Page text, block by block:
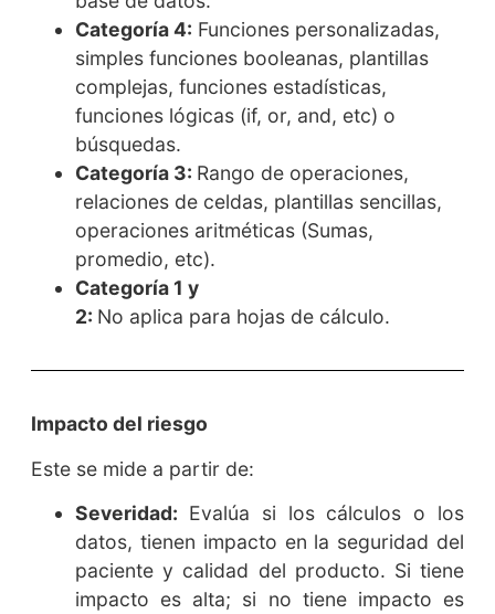
Categoría 4: Funciones personalizadas,
simples funciones booleanas, plantillas
complejas, funciones estadísticas,
funciones lógicas (if, or, and, etc) o
búsquedas.
Categoría 3: Rango de operaciones,
relaciones de celdas, plantillas sencillas,
operaciones aritméticas (Sumas,
promedio, etc).
Categoría 1 y
2: No aplica para hojas de cálculo.
Impacto del riesgo
Este se mide a partir de:
Severidad: Evalúa si los cálculos o los
datos, tienen impacto en la seguridad del
paciente y calidad del producto. Si tiene
impacto es alta; si no tiene impacto es